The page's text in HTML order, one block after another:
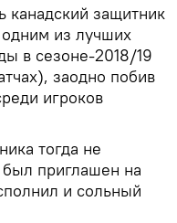
канадский защитник
из лучших
в сезоне-2018/19
заодно побив
игроков
тогда не
приглашен на
и сольный